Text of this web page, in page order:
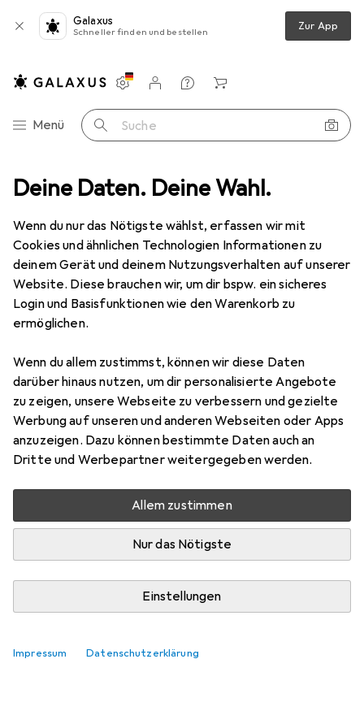
Deine Daten. Deine Wahl.
Wenn du nur das Nötigste wählst, erfassen wir mit
Cookies und ähnlichen Technologien Informationen zu
deinem Gerät und deinem Nutzungsverhalten auf unserer
Website. Diese brauchen wir, um dir bspw. ein sicheres
Login und Basisfunktionen wie den Warenkorb zu
ermöglichen.
Wenn du allem zustimmst, können wir diese Daten
darüber hinaus nutzen, um dir personalisierte Angebote
zu zeigen, unsere Webseite zu verbessern und gezielte
Werbung auf unseren und anderen Webseiten oder Apps
anzuzeigen. Dazu können bestimmte Daten auch an
Dritte und Werbepartner weitergegeben werden.
Allem zustimmen
Nur das Nötigste
Einstellungen
Impressum Datenschutzerklärung
Galaxus
Schneller finden und bestellen Zur App
Navigation nach Kategorien
Menü Suche
Einstellungen
Kundenkonto
Vergleichslisten
Merklisten
Warenkorb
Seifenspender + Seifenschale
MSVAllison
EUR
16,25
Bewertungen
Zwischen Mi, 19.8. und Mi, 26.8. geliefert
Benachrichtigen, wenn schneller verfügbar
Lieferort angeben für genaue Lieferzeit
In den Warenkorb